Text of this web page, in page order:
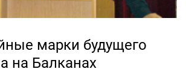
марки будущего
на Балканах